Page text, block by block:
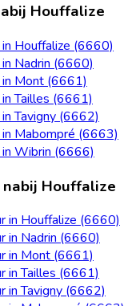
Houffalize
Houffalize (6660)
Nadrin (6660)
Mont (6661)
Tailles (6661)
Tavigny (6662)
Mabompré (6663)
Wibrin (6666)
Houffalize
in Houffalize (6660)
in Nadrin (6660)
in Mont (6661)
in Tailles (6661)
in Tavigny (6662)